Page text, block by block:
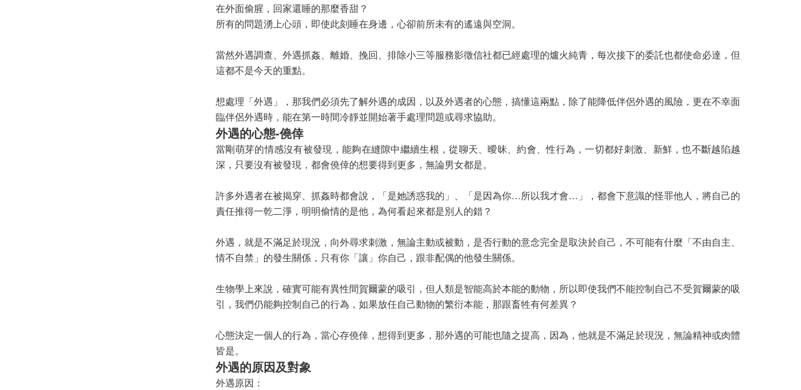
在外面偷腥，回家還睡的那麼香甜？
所有的問題湧上心頭，即使此刻睡在身邊，心卻前所未有的遙遠與空洞。
當然外遇調查、外遇抓姦、離婚、挽回、排除小三等服務影徵信社都已經處理的爐火純青，每次接下的委託也都使命必達，但
這都不是今天的重點。
想處理「外遇」，那我們必須先了解外遇的成因，以及外遇者的心態，搞懂這兩點，除了能降低伴侶外遇的風險，更在不幸面
臨伴侶外遇時，能在第一時間冷靜並開始著手處理問題或尋求協助。
外遇的心態-僥倖
當剛萌芽的情感沒有被發現，能夠在縫隙中繼續生根，從聊天、曖昧、約會、性行為，一切都好刺激、新鮮，也不斷越陷越
深，只要沒有被發現，都會僥倖的想要得到更多，無論男女都是。
許多外遇者在被揭穿、抓姦時都會說，「是她誘惑我的」、「是因為你…所以我才會…」，都會下意識的怪罪他人，將自己的
責任推得一乾二淨，明明偷情的是他，為何看起來都是別人的錯？
外遇，就是不滿足於現況，向外尋求刺激，無論主動或被動，是否行動的意念完全是取決於自己，不可能有什麼「不由自主、
情不自禁」的發生關係，只有你「讓」你自己，跟非配偶的他發生關係。
生物學上來說，確實可能有異性間賀爾蒙的吸引，但人類是智能高於本能的動物，所以即使我們不能控制自己不受賀爾蒙的吸
引，我們仍能夠控制自己的行為，如果放任自己動物的繁衍本能，那跟畜牲有何差異？
心態決定一個人的行為，當心存僥倖，想得到更多，那外遇的可能也隨之提高，因為，他就是不滿足於現況，無論精神或肉體
皆是。
外遇的原因及對象
外遇原因：